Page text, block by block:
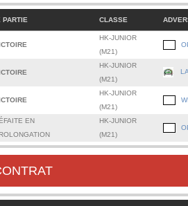
PARTIE CLASSE
HK-JUNIOR
(M21)
HK-JUNIOR
(M21)
HK-JUNIOR
(M21)
EN
HK-JUNIOR
(M21)